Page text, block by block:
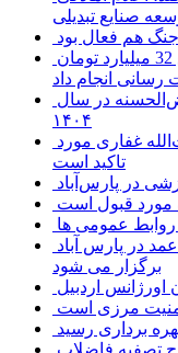
صنایع تبدیلی
جنگ هم فعال بود
رسانی انجام داد
۱۴۰۴
تاکید است
در پارس‌آباد
عمومی ها
برگزار می شود
اورژانس اردبیل
مرزی است